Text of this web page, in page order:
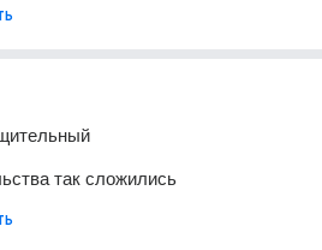
так сложились